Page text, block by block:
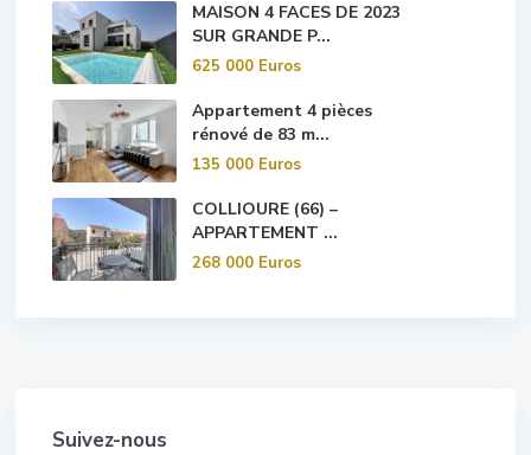
MAISON 4 FACES DE 2023
SUR GRANDE P...
625 000 Euros
Appartement 4 pièces
rénové de 83 m...
135 000 Euros
COLLIOURE (66) –
APPARTEMENT ...
268 000 Euros
Suivez-nous